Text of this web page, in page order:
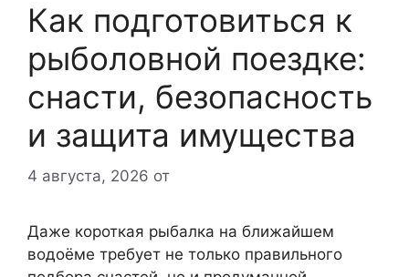
Как подготовиться к
рыболовной поездке:
снасти, безопасность
и защита имущества
4 августа, 2026 от
Даже короткая рыбалка на ближайшем
водоёме требует не только правильного